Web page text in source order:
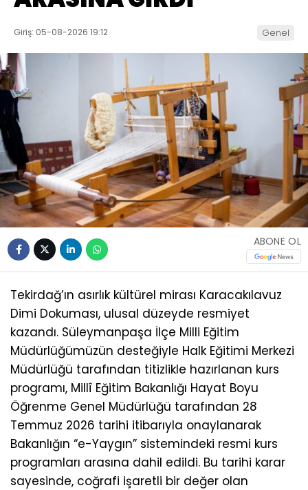
Giriş: 05-08-2026 19:12 Genel
ABONE OL
Tekirdağ’ın asırlık kültürel mirası Karacakılavuz
Dimi Dokuması, ulusal düzeyde resmiyet
kazandı. Süleymanpaşa İlçe Milli Eğitim
Müdürlüğümüzün desteğiyle Halk Eğitimi Merkezi
Müdürlüğü tarafından titizlikle hazırlanan kurs
programı, Millî Eğitim Bakanlığı Hayat Boyu
Öğrenme Genel Müdürlüğü tarafından 28
Temmuz 2026 tarihi itibarıyla onaylanarak
Bakanlığın “e-Yaygın” sistemindeki resmi kurs
programları arasına dahil edildi. Bu tarihi karar
sayesinde, coğrafi işaretli bir değer olan